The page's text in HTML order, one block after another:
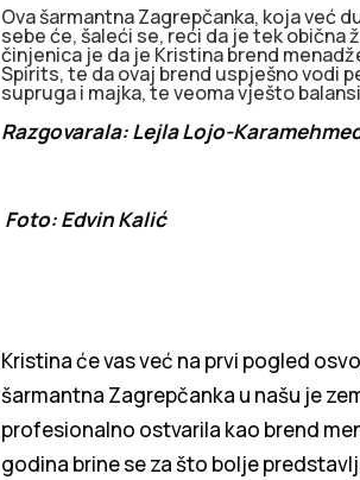
Ova šarmantna Zagrepčanka, koja već
sebe će, šaleći se, reći da je tek obična
činjenica je da je Kristina brend
Spirits, te da ovaj brend uspješno vodi
supruga i majka, te veoma vješto
Razgovarala: Lejla Lojo-
Foto: Edvin Kalić
Kristina će vas već na prvi pogled
šarmantna Zagrepčanka u našu je
profesionalno ostvarila kao brend
godina brine se za što bolje